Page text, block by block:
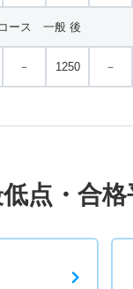
ース 一般 後
－ 1250 －
点・合